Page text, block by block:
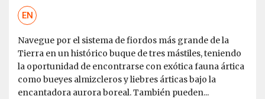
EN
Navegue por el sistema de fiordos más grande de la
Tierra en un histórico buque de tres mástiles, teniendo
la oportunidad de encontrarse con exótica fauna ártica
como bueyes almizcleros y liebres árticas bajo la
encantadora aurora boreal. También pueden...